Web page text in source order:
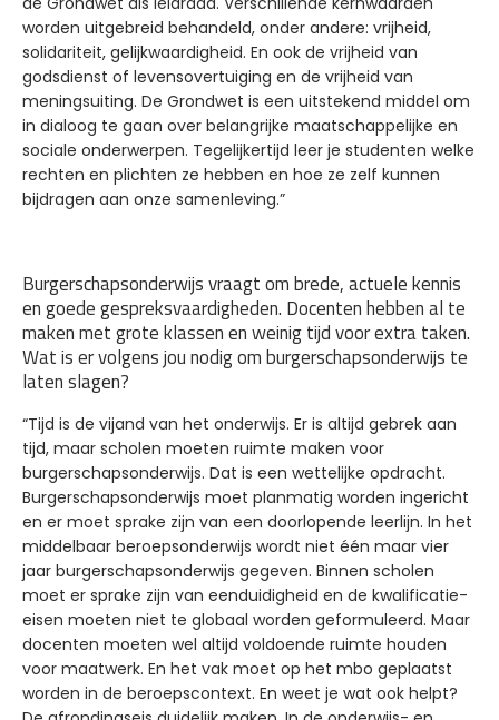
worden uitgebreid behandeld, onder andere: vrijheid,
solidariteit, gelijkwaardigheid. En ook de vrijheid van
godsdienst of levensovertuiging en de vrijheid van
meningsuiting. De Grondwet is een uitstekend middel om
in dialoog te gaan over belangrijke maatschappelijke en
sociale onderwerpen. Tegelijkertijd leer je studenten welke
rechten en plichten ze hebben en hoe ze zelf kunnen
bijdragen aan onze samenleving.”
Burgerschapsonderwijs vraagt om brede, actuele kennis
en goede gespreksvaardigheden. Docenten hebben al te
maken met grote klassen en weinig tijd voor extra taken.
Wat is er volgens jou nodig om burgerschapsonderwijs te
laten slagen?
“Tijd is de vijand van het onderwijs. Er is altijd gebrek aan
tijd, maar scholen moeten ruimte maken voor
burgerschapsonderwijs. Dat is een wettelijke opdracht.
Burgerschapsonderwijs moet planmatig worden ingericht
en er moet sprake zijn van een doorlopende leerlijn. In het
middelbaar beroepsonderwijs wordt niet één maar vier
jaar burgerschapsonderwijs gegeven. Binnen scholen
moet er sprake zijn van eenduidigheid en de kwalificatie-
eisen moeten niet te globaal worden geformuleerd. Maar
docenten moeten wel altijd voldoende ruimte houden
voor maatwerk. En het vak moet op het mbo geplaatst
worden in de beroepscontext. En weet je wat ook helpt?